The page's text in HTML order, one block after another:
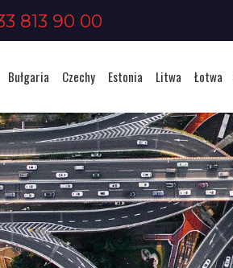
813 90 00
Bułgaria Czechy Estonia Litwa Łotwa